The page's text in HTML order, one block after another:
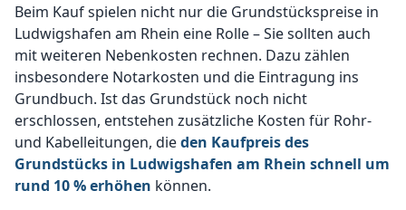
Beim Kauf spielen nicht nur die Grundstückspreise in
Ludwigshafen am Rhein eine Rolle – Sie sollten auch
mit weiteren Nebenkosten rechnen. Dazu zählen
insbesondere Notarkosten und die Eintragung ins
Grundbuch. Ist das Grundstück noch nicht
erschlossen, entstehen zusätzliche Kosten für Rohr-
und Kabelleitungen, dieden Kaufpreis des
Grundstücks in Ludwigshafen am Rhein schnell um
rund 10 % erhöhen können.